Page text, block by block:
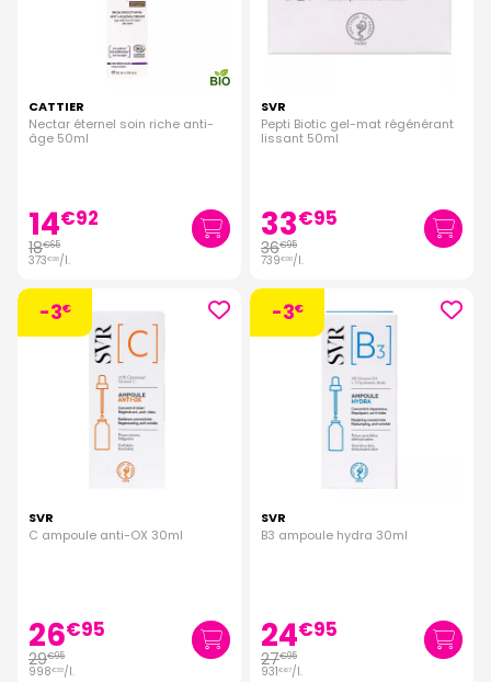
CATTIER
Nectar éternel soin riche anti-
âge 50ml
14€92
18€65
373€00/l.
SVR
Pepti Biotic gel-mat régénérant
lissant 50ml
33€95
36€95
739€00/l.
-3€
SVR
C ampoule anti-OX 30ml
26€95
29€95
998€33/l.
-3€
SVR
B3 ampoule hydra 30ml
24€95
27€95
931€67/l.